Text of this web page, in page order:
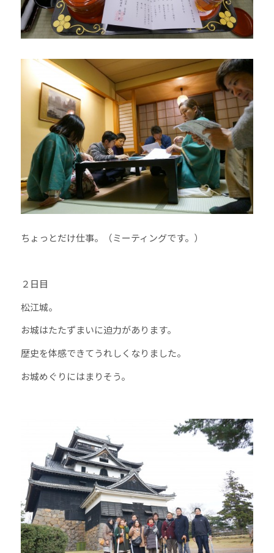
ちょっとだけ仕事。（ミーティングです。）
２日目
松江城。
お城はたたずまいに迫力があります。
歴史を体感できてうれしくなりました。
お城めぐりにはまりそう。